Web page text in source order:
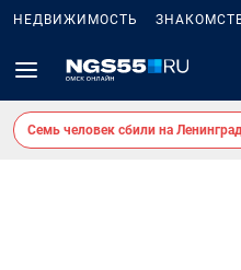
НЕДВИЖИМОСТЬ
Семь человек сбили на